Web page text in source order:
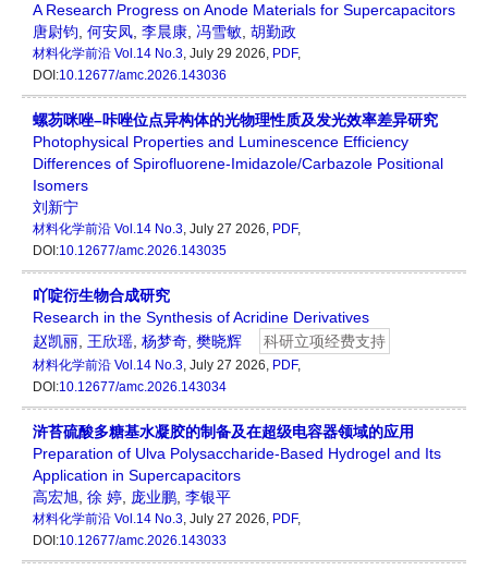
A Research Progress on Anode Materials for Supercapacitors
唐尉钧 何安凤 李晨康 冯雪敏 胡勤政
材料化学前沿 Vol.14 No.3, July 29 2026, PDF,
DOI:10.12677/amc.2026.143036
螺芴咪唑–咔唑位点异构体的光物理性质及发光效率差异研究
Photophysical Properties and Luminescence Efficiency
Differences of Spirofluorene-Imidazole/Carbazole Positional
Isomers
刘新宁
材料化学前沿 Vol.14 No.3, July 27 2026, PDF,
DOI:10.12677/amc.2026.143035
吖啶衍生物合成研究
Research in the Synthesis of Acridine Derivatives
赵凯丽 王欣瑶 杨梦奇 樊晓辉 科研立项经费支持
材料化学前沿 Vol.14 No.3, July 27 2026, PDF,
DOI:10.12677/amc.2026.143034
浒苔硫酸多糖基水凝胶的制备及在超级电容器领域的应用
Preparation of Ulva Polysaccharide-Based Hydrogel and Its
Application in Supercapacitors
高宏旭 徐 婷 庞业鹏 李银平
材料化学前沿 Vol.14 No.3, July 27 2026, PDF,
DOI:10.12677/amc.2026.143033